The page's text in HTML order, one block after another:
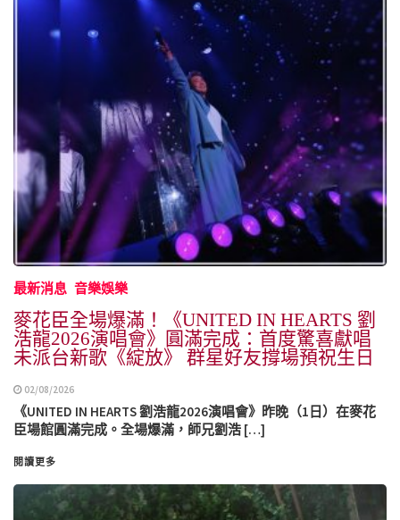
最新消息 音樂娛樂
麥花臣全場爆滿！《UNITED IN HEARTS 劉
浩龍2026演唱會》圓滿完成：首度驚喜獻唱
未派台新歌《綻放》 群星好友撐場預祝生日
02/08/2026
《UNITED IN HEARTS 劉浩龍2026演唱會》昨晚（1日）在麥花
臣場館圓滿完成。全場爆滿，師兄劉浩 […]
閱讀更多